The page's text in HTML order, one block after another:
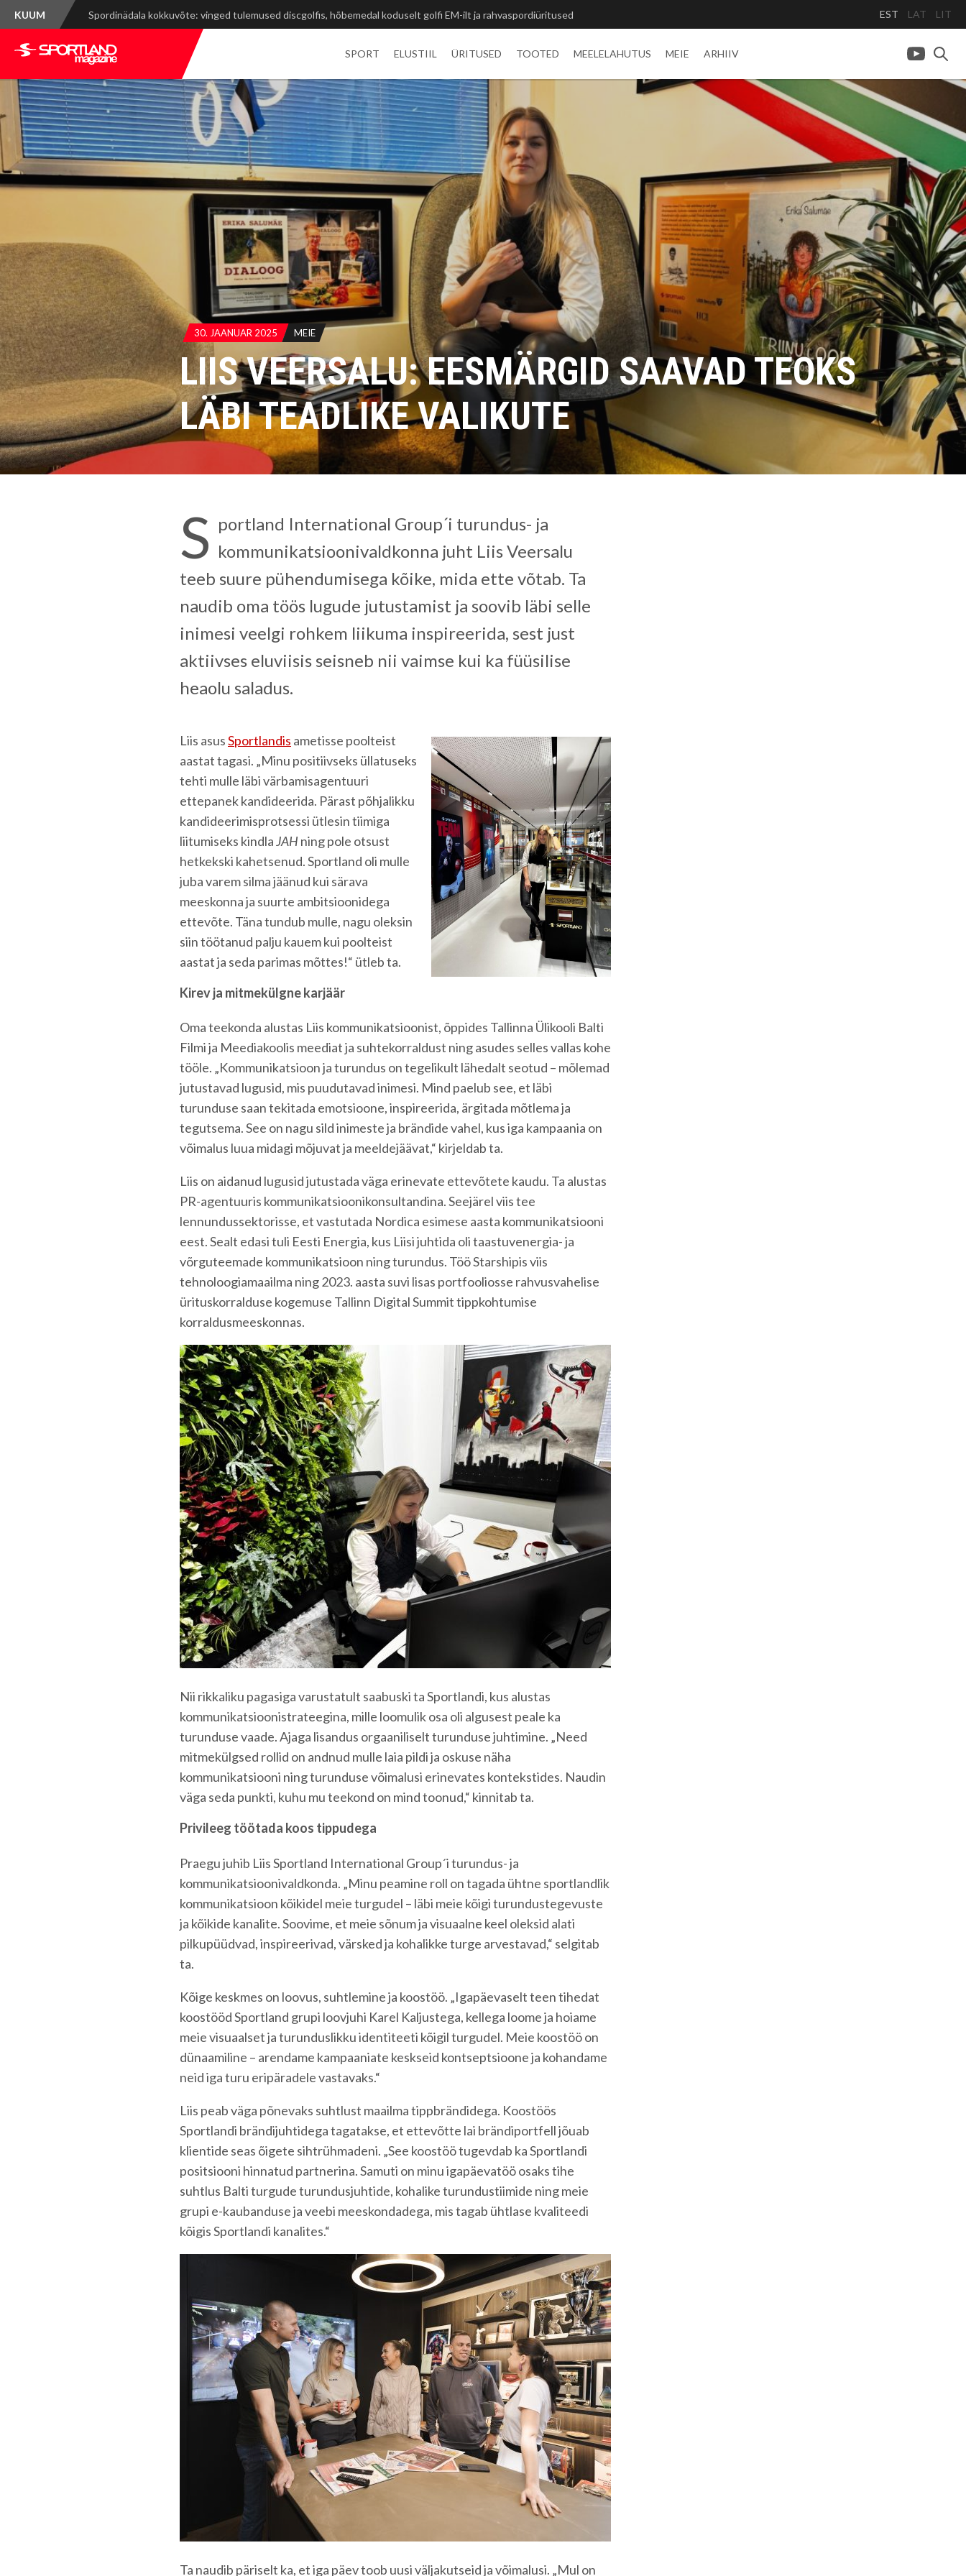
KUUM Mont-Blanc Marathon: rasked tõusud, võimsad vaated ja unustamatu kogemus EST LAT LIT
SPORT ELUSTIIL ÜRITUSED TOOTED MEELELAHUTUS MEIE ARHIIV
30. JAANUAR 2025 MEIE
LIIS VEERSALU: EESMÄRGID SAAVAD TEOKS
LÄBI TEADLIKE VALIKUTE
S portland International Group´i turundus- ja
kommunikatsioonivaldkonna juht Liis Veersalu
teeb suure pühendumisega kõike, mida ette võtab. Ta
naudib oma töös lugude jutustamist ja soovib läbi selle
inimesi veelgi rohkem liikuma inspireerida, sest just
aktiivses eluviisis seisneb nii vaimse kui ka füüsilise
heaolu saladus.
Liis asusSportlandis ametisse poolteist
aastat tagasi. „Minu positiivseks üllatuseks
tehti mulle läbi värbamisagentuuri
ettepanek kandideerida. Pärast põhjalikku
kandideerimisprotsessi ütlesin tiimiga
liitumiseks kindlaJAH ning pole otsust
hetkekski kahetsenud. Sportland oli mulle
juba varem silma jäänud kui särava
meeskonna ja suurte ambitsioonidega
ettevõte. Täna tundub mulle, nagu oleksin
siin töötanud palju kauem kui poolteist
aastat ja seda parimas mõttes!“ ütleb ta.
Kirev ja mitmekülgne karjäär
Oma teekonda alustas Liis kommunikatsioonist, õppides Tallinna Ülikooli Balti
Filmi ja Meediakoolis meediat ja suhtekorraldust ning asudes selles vallas kohe
tööle. „Kommunikatsioon ja turundus on tegelikult lähedalt seotud – mõlemad
jutustavad lugusid, mis puudutavad inimesi. Mind paelub see, et läbi
turunduse saan tekitada emotsioone, inspireerida, ärgitada mõtlema ja
tegutsema. See on nagu sild inimeste ja brändide vahel, kus iga kampaania on
võimalus luua midagi mõjuvat ja meeldejäävat,“ kirjeldab ta.
Liis on aidanud lugusid jutustada väga erinevate ettevõtete kaudu. Ta alustas
PR-agentuuris kommunikatsioonikonsultandina. Seejärel viis tee
lennundussektorisse, et vastutada Nordica esimese aasta kommunikatsiooni
eest. Sealt edasi tuli Eesti Energia, kus Liisi juhtida oli taastuvenergia- ja
võrguteemade kommunikatsioon ning turundus. Töö Starshipis viis
tehnoloogiamaailma ning 2023. aasta suvi lisas portfooliosse rahvusvahelise
ürituskorralduse kogemuse Tallinn Digital Summit tippkohtumise
korraldusmeeskonnas.
Nii rikkaliku pagasiga varustatult saabuski ta Sportlandi, kus alustas
kommunikatsioonistrateegina, mille loomulik osa oli algusest peale ka
turunduse vaade. Ajaga lisandus orgaaniliselt turunduse juhtimine. „Need
mitmekülgsed rollid on andnud mulle laia pildi ja oskuse näha
kommunikatsiooni ning turunduse võimalusi erinevates kontekstides. Naudin
väga seda punkti, kuhu mu teekond on mind toonud,“ kinnitab ta.
Privileeg töötada koos tippudega
Praegu juhib Liis Sportland International Group´i turundus- ja
kommunikatsioonivaldkonda. „Minu peamine roll on tagada ühtne sportlandlik
kommunikatsioon kõikidel meie turgudel – läbi meie kõigi turundustegevuste
ja kõikide kanalite. Soovime, et meie sõnum ja visuaalne keel oleksid alati
pilkupüüdvad, inspireerivad, värsked ja kohalikke turge arvestavad,“ selgitab
ta.
Kõige keskmes on loovus, suhtlemine ja koostöö. „Igapäevaselt teen tihedat
koostööd Sportland grupi loovjuhi Karel Kaljustega, kellega loome ja hoiame
meie visuaalset ja turunduslikku identiteeti kõigil turgudel. Meie koostöö on
dünaamiline – arendame kampaaniate keskseid kontseptsioone ja kohandame
neid iga turu eripäradele vastavaks.“
Liis peab väga põnevaks suhtlust maailma tippbrändidega. Koostöös
Sportlandi brändijuhtidega tagatakse, et ettevõtte lai brändiportfell jõuab
klientide seas õigete sihtrühmadeni. „See koostöö tugevdab ka Sportlandi
positsiooni hinnatud partnerina. Samuti on minu igapäevatöö osaks tihe
suhtlus Balti turgude turundusjuhtide, kohalike turundustiimide ning meie
grupi e-kaubanduse ja veebi meeskondadega, mis tagab ühtlase kvaliteedi
kõigis Sportlandi kanalites.“
Ta naudib päriselt ka, et iga päev toob uusi väljakutseid ja võimalusi. „Mul on